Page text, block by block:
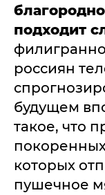
подходит
россиян
будущем
такое, что
которых
пушечное